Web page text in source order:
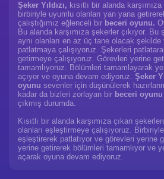
Şeker Yıldızı, kısıtlı bir alanda
birbiriyle uyumlu olanları yan yana
çalıştığımız eğlenceli bir beceri oyunu.
Bu alanda karşımıza şekerler çıkıyor. Bu
aynı olanları en az üç tane olacak
patlatmaya çalışıyoruz. Şekerleri
getirmeye çalışıyoruz. Görevleri yerine
tamamlıyoruz. Bölümleri tamamlayarak
açıyor ve oyuna devam ediyoruz. Şeker
oyunu sevenler için düşünülerek
kadar da bizleri zorlayan bir beceri oyunu
çıkmış durumda.
Kısıtlı bir alanda karşımıza çıkan
olanları eşleştirmeye çalışıyoruz. Birbiriyle
eşleştirerek patlatıyor ve görevleri yerine
yerine getirerek bölümleri tamamlıyor ve
açarak oyuna devam ediyoruz.